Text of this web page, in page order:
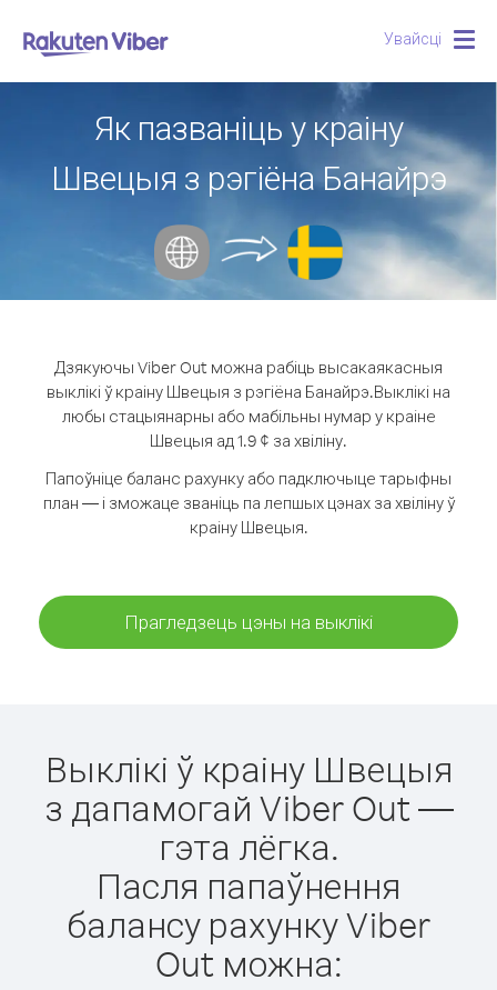
Увайсці
Як пазваніць у краіну
Швецыя з рэгіёна Банайрэ
Дзякуючы Viber Out можна рабіць высакаякасныя
выклікі ў краіну Швецыя з рэгіёна Банайрэ.Выклікі на
любы стацыянарны або мабільны нумар у краіне
Швецыя ад 1.9 ¢ за хвіліну.
Папоўніце баланс рахунку або падключыце тарыфны
план — і зможаце званіць па лепшых цэнах за хвіліну ў
краіну Швецыя.
Прагледзець цэны на выклікі
Выклікі ў краіну Швецыя
з дапамогай Viber Out —
гэта лёгка.
Пасля папаўнення
балансу рахунку Viber
Out можна: